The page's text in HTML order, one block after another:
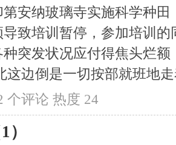
安纳玻璃寺实施科学种
导致培训暂停，参加培训
突发状况应付得焦头烂
这边倒是一切按部就班地
个评论 热度 24